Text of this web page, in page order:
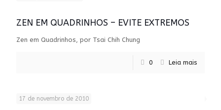
ZEN EM QUADRINHOS – EVITE EXTREMOS
Zen em Quadrinhos, por Tsai Chih Chung
0 Leia mais
17 de novembro de 2010